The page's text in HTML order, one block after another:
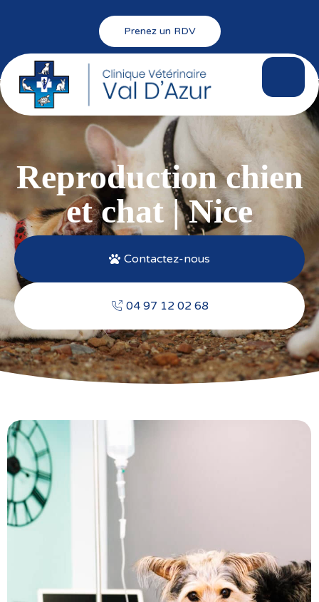
Prenez un RDV
Reproduction chien
et chat | Nice
Contactez-nous
04 97 12 02 68